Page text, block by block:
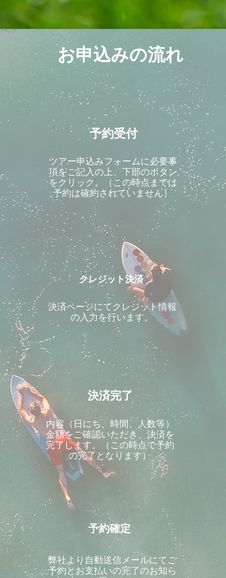
お申込みの流れ
予約受付
ツアー申込みフォームに必要事
項をご記入の上、下部のボタン
をクリック。（この時点までは
予約は確約されていません）
クレジット決済
決済ページにてクレジット情報
の入力を行います。
決済完了
内容（日にち、時間、人数等）
金額をご確認いただき、決済を
完了します。（この時点で予約
の完了となります）
予約確定
​弊社より自動送信メールにてご
予約とお支払いの完了のお知ら